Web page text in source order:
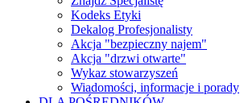
Kodeks Etyki
Dekalog Profesjonalisty
Akcja "bezpieczny najem"
Akcja "drzwi otwarte"
Wykaz stowarzyszeń
Wiadomości, informacje i porady